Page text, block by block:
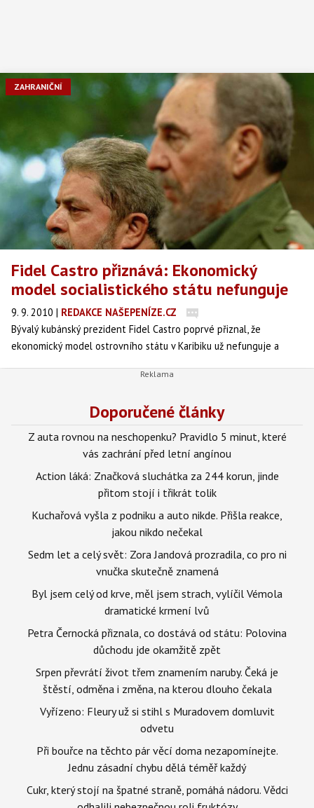
ZAHRANIČNÍ
Fidel Castro přiznává: Ekonomický
model socialistického státu nefunguje
9. 9. 2010 | REDAKCE NAŠEPENÍZE.CZ
Bývalý kubánský prezident Fidel Castro poprvé přiznal, že
ekonomický model ostrovního státu v Karibiku už nefunguje a
vyvážet do světa. Informuje o tom ve středu agentura Reuters.
Doporučené články
Z auta rovnou na neschopenku? Pravidlo 5 minut, které
vás zachrání před letní angínou
Action láká: Značková sluchátka za 244 korun, jinde
přitom stojí i třikrát tolik
Kuchařová vyšla z podniku a auto nikde. Přišla reakce,
jakou nikdo nečekal
Sedm let a celý svět: Zora Jandová prozradila, co pro ni
vnučka skutečně znamená
Byl jsem celý od krve, měl jsem strach, vylíčil Vémola
dramatické krmení lvů
Petra Černocká přiznala, co dostává od státu: Polovina
důchodu jde okamžitě zpět
Srpen převrátí život třem znamením naruby. Čeká je
štěstí, odměna i změna, na kterou dlouho čekala
Vyřízeno: Fleury už si stihl s Muradovem domluvit
odvetu
Při bouřce na těchto pár věcí doma nezapomínejte.
Jednu zásadní chybu dělá téměř každý
Cukr, který stojí na špatné straně, pomáhá nádoru. Vědci